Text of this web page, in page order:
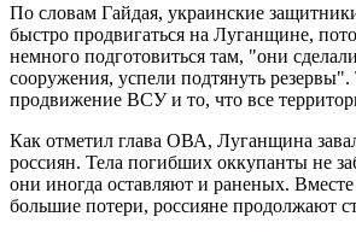
По словам Гайдая, украинские
быстро продвигаться на Луганщине,
немного подготовиться там, "они
сооружения, успели подтянуть резервы".
продвижение ВСУ и то, что все
Как отметил глава ОВА, Луганщина
россиян. Тела погибших оккупанты не
они иногда оставляют и раненых.
большие потери, россияне продолжают